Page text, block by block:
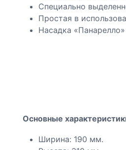
Специально
Простая в
Насадка
Основные
Ширина: 190 мм.